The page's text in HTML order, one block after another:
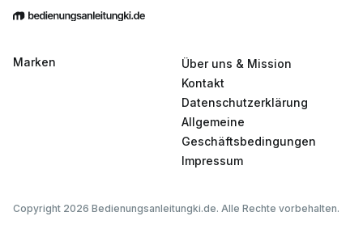
Marken
Über uns & Mission
Kontakt
Datenschutzerklärung
Allgemeine
Geschäftsbedingungen
Impressum
Copyright 2026 Bedienungsanleitungki.de. Alle Rechte vorbehalten.